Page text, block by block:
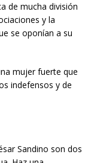
de mucha división
y la
se oponían a su
mujer fuerte que
indefensos y de
Sandino son dos